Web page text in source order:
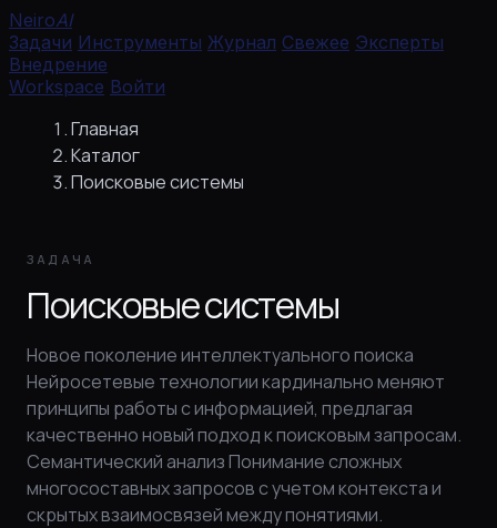
Перейти
к
содержимому
NeiroAI
Задачи Инструменты Журнал Свежее Эксперты
Внедрение
Workspace Войти
Главная
Каталог
Поисковые системы
ЗАДАЧА
Поисковые системы
Новое поколение интеллектуального поиска
Нейросетевые технологии кардинально меняют
принципы работы с информацией, предлагая
качественно новый подход к поисковым запросам.
Семантический анализ Понимание сложных
многосоставных запросов с учетом контекста и
скрытых взаимосвязей между понятиями.